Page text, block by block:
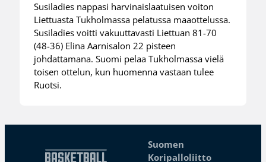
Susiladies nappasi harvinaislaatuisen voiton
Liettuasta Tukholmassa pelatussa maaottelussa.
Susiladies voitti vakuuttavasti Liettuan 81-70
(48-36) Elina Aarnisalon 22 pisteen
johdattamana. Suomi pelaa Tukholmassa vielä
toisen ottelun, kun huomenna vastaan tulee
Ruotsi.
Suomen
Koripalloliitto